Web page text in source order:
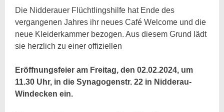
Die Nidderauer Flüchtlingshilfe hat Ende des
vergangenen Jahres ihr neues Café Welcome und die
neue Kleiderkammer bezogen. Aus diesem Grund lädt
sie herzlich zu einer offiziellen
Eröffnungsfeier am Freitag, den 02.02.2024, um
11.30 Uhr, in die Synagogenstr. 22 in Nidderau-
Windecken ein.